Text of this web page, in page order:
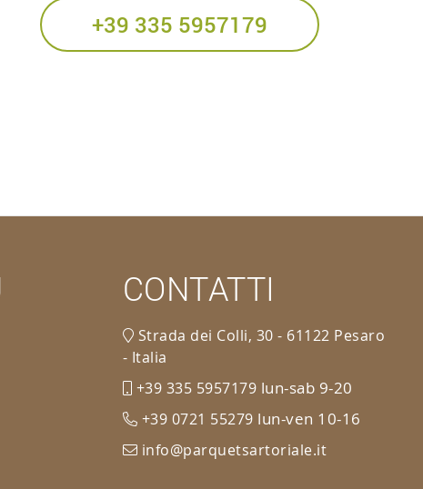
+39 335 5957179
CONTATTI
Strada dei Colli, 30 - 61122 Pesaro
- Italia
+39 335 5957179 lun-sab 9-20
+39 0721 55279 lun-ven 10-16
info@parquetsartoriale.it